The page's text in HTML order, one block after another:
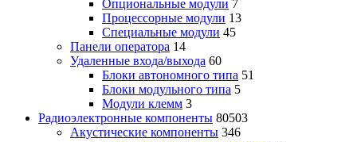
Опциональные модули 7
Процессорные модули 13
Специальные модули 45
Панели оператора 14
Удаленные входа/выхода 60
Блоки автономного типа 51
Блоки модульного типа 5
Модули клемм 3
Радиоэлектронные компоненты 80503
Акустические компоненты 346